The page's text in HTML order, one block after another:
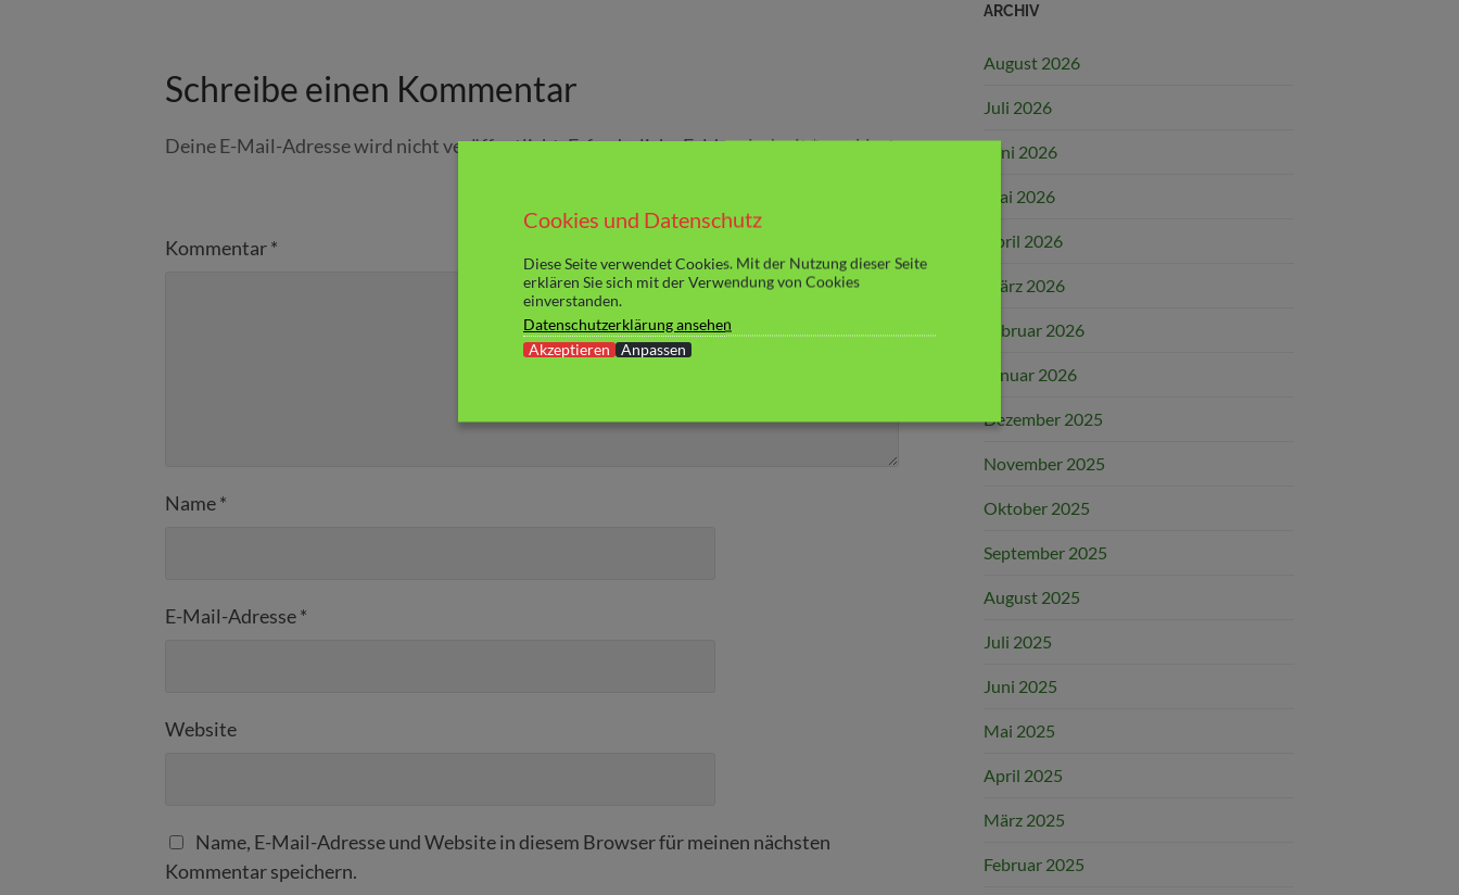
Schreibe einen Kommentar
Deine E-Mail-Adresse wird nicht veröffentlicht.Erforderliche Felder sind mit*markiert
Kommentar*
Name*
E-Mail-Adresse*
Website
Name, E-Mail-Adresse und Website in diesem Browser für meinen nächsten
Kommentar speichern.
ARCHIV
August 2026
Juli 2026
Juni 2026
Mai 2026
April 2026
März 2026
Februar 2026
Januar 2026
Dezember 2025
November 2025
Oktober 2025
September 2025
August 2025
Juli 2025
Juni 2025
Mai 2025
April 2025
März 2025
Februar 2025
Cookies und Datenschutz
Diese Seite verwendet Cookies. Mit der Nutzung dieser Seite
erklären Sie sich mit der Verwendung von Cookies
einverstanden.
Datenschutzerklärung ansehen
Akzeptieren
Anpassen